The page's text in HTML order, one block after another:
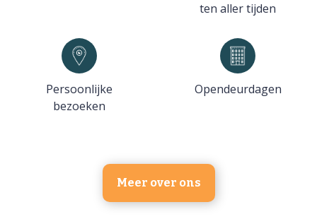
ten aller tijden
Persoonlijke
bezoeken
Opendeurdagen
Meer over ons